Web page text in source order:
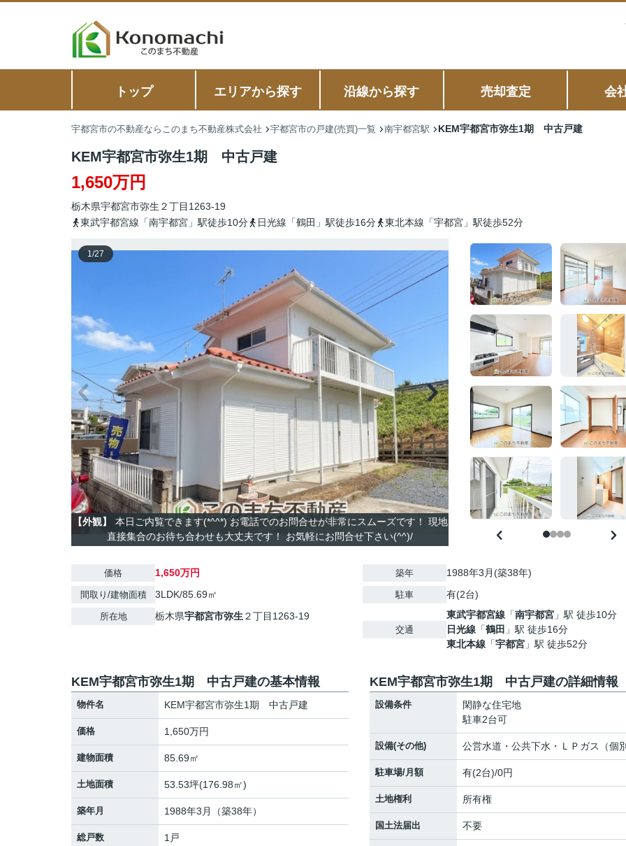
トップ エリアから探す 沿線から探す 売却査定 会
宇都宮市の不動産ならこのまち不動産株式会社 宇都宮市の戸建(売買)一覧 南宇都宮駅 KEM宇都宮市弥生1期 中古戸建
KEM宇都宮市弥生1期 中古戸建
1,650万円
栃木県宇都宮市弥生 ２丁目1263-19
東武宇都宮線「南宇都宮」駅徒歩10分
日光線「鶴田」駅徒歩16分 東北本線「宇都宮」駅徒歩52分
1/27
【外観】
本日ご内覧できます(*^^*) お電話でのお問合せが非常にスムーズです！ 現地
直接集合のお待ち合わせも大丈夫です！ お気軽にお問合せ下さい(^^)/
価格 1,650万円
間取り/建物面積 3LDK/85.69㎡
所在地 栃木県宇都宮市弥生 ２丁目1263-19
築年 1988年3月(築38年)
駐車 有(2台)
交通
東武宇都宮線 「南宇都宮 」駅 徒歩10分
日光線 「鶴田 」駅 徒歩16分
東北本線 「宇都宮 」駅 徒歩52分
KEM宇都宮市弥生1期 中古戸建の基本情報
物件名 KEM宇都宮市弥生1期 中古戸建
価格 1,650万円
建物面積 85.69㎡
土地面積 53.53坪(176.98㎡)
築年月 1988年3月（築38年）
総戸数 1戸
KEM宇都宮市弥生1期 中古戸建の詳細情報
設備条件
閑静な住宅地
駐車2台可
設備(その他) 公営水道・公共下水・ＬＰガス（個別
駐車場/月額 有(2台)/0円
土地権利 所有権
国土法届出 不要